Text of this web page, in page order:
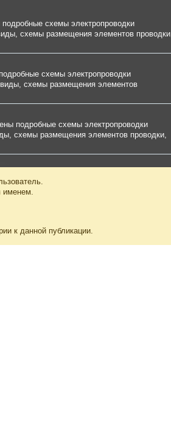
схемы электропроводки
схемы размещения элементов проводки,
схемы электропроводки
схемы размещения элементов
подробные схемы электропроводки
схемы размещения элементов проводки,
именем.
к данной публикации.